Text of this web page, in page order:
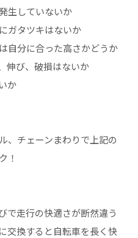
生していないか
ガタツキはないか
自分に合った高さかどうか
伸び、破損はないか
か
、チェーンまわりで上記の
！
で走行の快適さが断然違う
交換すると自転車を長く快